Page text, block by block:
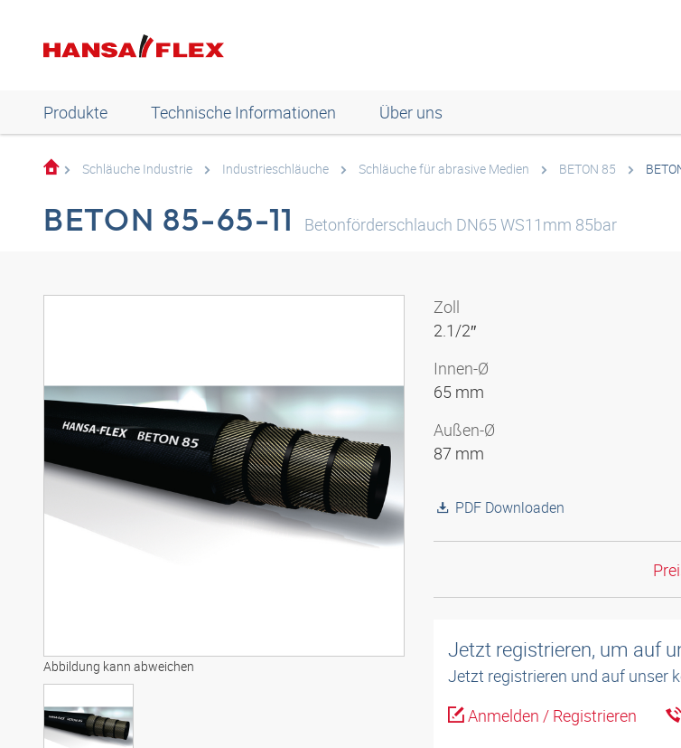
Produkte Technische Informationen Über uns
Schläuche Industrie Industrieschläuche Schläuche für abrasive Medien BETON 85
BETON 85-65-11 Betonförderschlauch DN65 WS11mm 85bar
Abbildung kann abweichen
Zoll
2.1/2″
Innen-Ø
65 mm
Außen-Ø
87 mm
PDF Downloaden
Jetzt registrieren, um auf
Jetzt registrieren und auf unser
Anmelden / Registrieren